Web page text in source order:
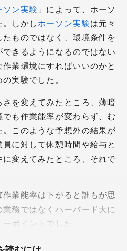
ソン実験 」によって、ホーソ
。しかし ホーソン実験は元々
ものではなく、環境条件を
きるようになるのではない
業環境にすればいいのかと
実験でした。
を変えてみたところ、薄暗
も作業能率が変わらず、む
このような予想外の結果が
に対して休憩時間や給与と
変えてみたところ、それで
業能率は下がると誰もが思
務ではなくハーバード大に
ポイントでした。